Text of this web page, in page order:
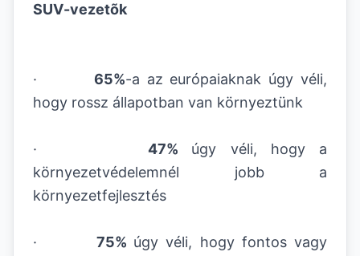
SUV-vezetõk
· 65%-a az európaiaknak úgy véli,
hogy rossz állapotban van környeztünk
· 47% úgy véli, hogy a
környezetvédelemnél jobb a
környezetfejlesztés
· 75% úgy véli, hogy fontos vagy